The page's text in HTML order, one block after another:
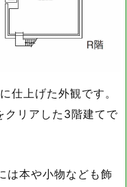
仕上げた外観です。
クリアした3階建てで
は本や小物なども飾